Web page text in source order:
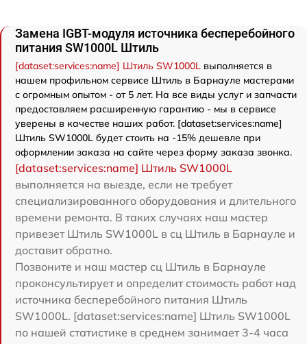
Замена IGBT-модуля источника бесперебойного
питания SW1000L Штиль
[dataset:services:name] Штиль SW1000L выполняется в
нашем профильном сервисе Штиль в Барнауле мастерами
с огромным опытом - от 5 лет. На все виды услуг и запчасти
предоставляем расширенную гарантию - мы в сервисе
уверены в качестве наших работ. [dataset:services:name]
Штиль SW1000L будет стоить на -15% дешевле при
оформлении заказа на сайте через форму заказа звонка.
[dataset:services:name] Штиль SW1000L
выполняется на выезде, если не требует
специализированного оборудования и длительного
времени ремонта. В таких случаях наш мастер
привезет Штиль SW1000L в сц Штиль в Барнауле и
доставит обратно.
Позвоните и наш мастер сц Штиль в Барнауле
проконсультирует и определит стоимость работ над
источника бесперебойного питания Штиль
SW1000L. [dataset:services:name] Штиль SW1000L
по нашей статистике в среднем занимает 3-4 часа